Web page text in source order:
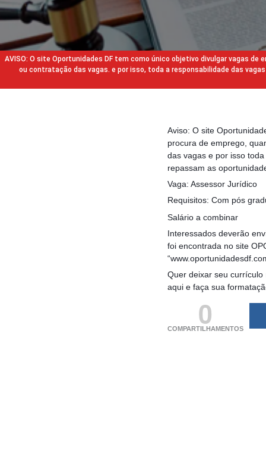
AVISO: O site Oportunidades DF tem como único objetivo divulgar vagas
ou contratação das vagas. e por isso, toda a responsabilidade das
Aviso: O site
procura de emprego,
das vagas e por isso
repassam as
Vaga: Assessor Jurídico
Requisitos: Com pós
Salário a combinar
Interessados deverão
foi encontrada no site
Quer deixar seu
aqui e faça sua
0
COMPARTILHAMENTOS